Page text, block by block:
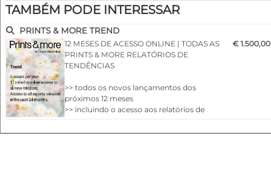
TAMBÉM PODE INTERESSAR
PRINTS & MORE TREND
12 MESES DE ACESSO ONLINE | TODAS AS
PRINTS & MORE RELATÓRIOS DE
TENDÊNCIAS
>> todos os novos lançamentos dos
próximos 12 meses
>> incluindo o acesso aos relatórios de
meses
€ 1.500,00